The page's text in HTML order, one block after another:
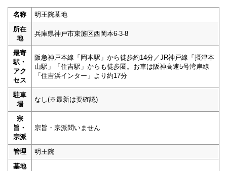
名称
明王院墓地
所在
地
兵庫県神戸市東灘区西岡本6-3-8
最寄
駅・
アク
セス
阪急神戸本線「岡本駅」から徒歩約14分／JR神戸線「摂津本
山駅」「住吉駅」からも徒歩圏。お車は阪神高速5号湾岸線
「住吉浜インター」より約17分
駐車
場
なし(※最新は要確認)
宗
旨・
宗派
宗旨・宗派問いません
管理
明王院
墓地